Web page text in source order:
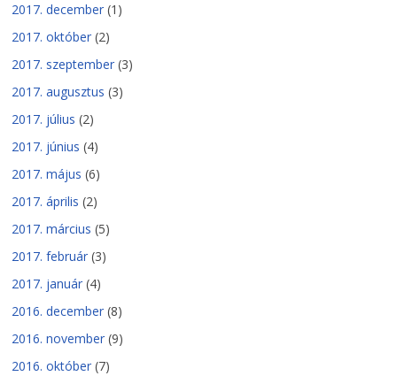
2017. december (1)
2017. október (2)
2017. szeptember (3)
2017. augusztus (3)
2017. július (2)
2017. június (4)
2017. május (6)
2017. április (2)
2017. március (5)
2017. február (3)
2017. január (4)
2016. december (8)
2016. november (9)
2016. október (7)